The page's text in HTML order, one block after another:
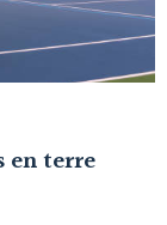
en terre